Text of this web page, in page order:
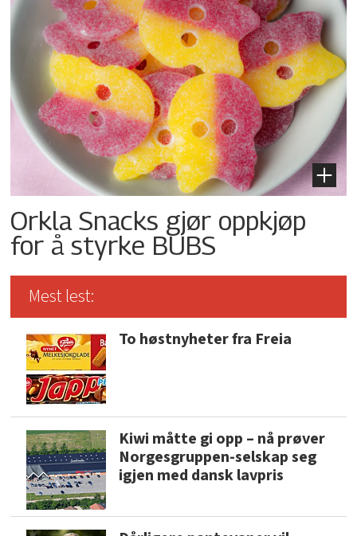
Orkla Snacks gjør oppkjøp
for å styrke BUBS
Mest lest:
To høstnyheter fra Freia
Kiwi måtte gi opp – nå prøver
Norgesgruppen-selskap seg
igjen med dansk lavpris